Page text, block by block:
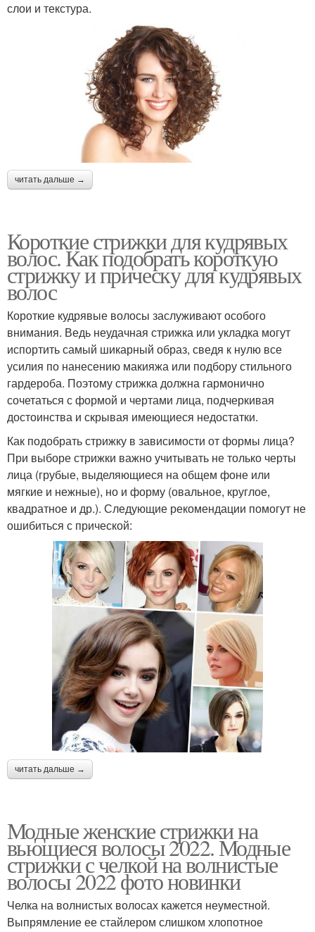
слои и текстура.
читать дальше →
Короткие стрижки для кудрявых
волос. Как подобрать короткую
стрижку и прическу для кудрявых
волос
Короткие кудрявые волосы заслуживают особого
внимания. Ведь неудачная стрижка или укладка могут
испортить самый шикарный образ, сведя к нулю все
усилия по нанесению макияжа или подбору стильного
гардероба. Поэтому стрижка должна гармонично
сочетаться с формой и чертами лица, подчеркивая
достоинства и скрывая имеющиеся недостатки.
Как подобрать стрижку в зависимости от формы лица?
При выборе стрижки важно учитывать не только черты
лица (грубые, выделяющиеся на общем фоне или
мягкие и нежные), но и форму (овальное, круглое,
квадратное и др.). Следующие рекомендации помогут не
ошибиться с прической:
читать дальше →
Модные женские стрижки на
вьющиеся волосы 2022. Модные
стрижки с челкой на волнистые
волосы 2022 фото новинки
Челка на волнистых волосах кажется неуместной.
Выпрямление ее стайлером слишком хлопотное